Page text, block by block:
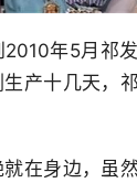
年5月祁
产十几天，
在身边，虽